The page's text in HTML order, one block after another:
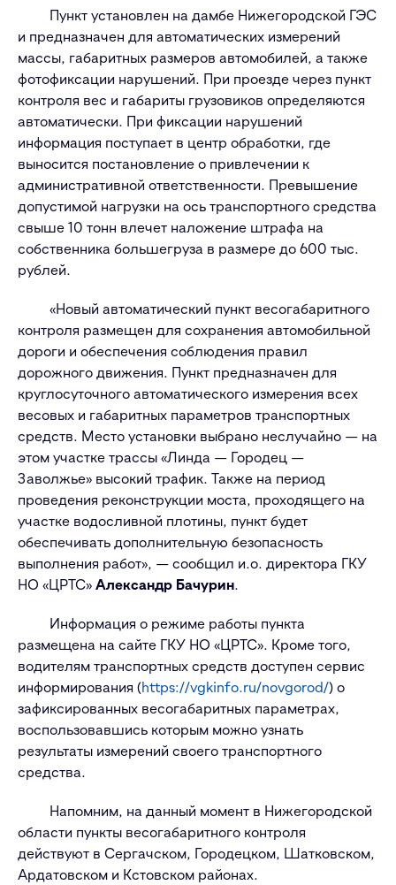
Пункт установлен на дамбе Нижегородской ГЭС
и предназначен для автоматических измерений
массы, габаритных размеров автомобилей, а также
фотофиксации нарушений. При проезде через пункт
контроля вес и габариты грузовиков определяются
автоматически. При фиксации нарушений
информация поступает в центр обработки, где
выносится постановление о привлечении к
административной ответственности. Превышение
допустимой нагрузки на ось транспортного средства
свыше 10 тонн влечет наложение штрафа на
собственника большегруза в размере до 600 тыс.
рублей.
«Новый автоматический пункт весогабаритного
контроля размещен для сохранения автомобильной
дороги и обеспечения соблюдения правил
дорожного движения. Пункт предназначен для
круглосуточного автоматического измерения всех
весовых и габаритных параметров транспортных
средств. Место установки выбрано неслучайно — на
этом участке трассы «Линда — Городец —
Заволжье» высокий трафик. Также на период
проведения реконструкции моста, проходящего на
участке водосливной плотины, пункт будет
обеспечивать дополнительную безопасность
выполнения работ», — сообщил и.о. директора ГКУ
НО «ЦРТС» Александр Бачурин.
Информация о режиме работы пункта
размещена на сайте ГКУ НО «ЦРТС». Кроме того,
водителям транспортных средств доступен сервис
информирования (https://vgkinfo.ru/novgorod/) о
зафиксированных весогабаритных параметрах,
воспользовавшись которым можно узнать
результаты измерений своего транспортного
средства.
Напомним, на данный момент в Нижегородской
области пункты весогабаритного контроля
действуют в Сергачском, Городецком, Шатковском,
Ардатовском и Кстовском районах.